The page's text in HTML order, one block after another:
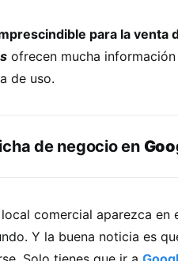
para la venta
ofrecen mucha
de uso.
de negocio en
comercial aparezca en
Y la buena noticia es